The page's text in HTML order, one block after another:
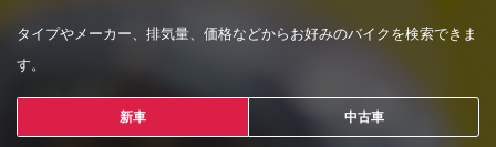
タイプやメーカー、排気量、価格などからお好みのバイクを検索できま
す。
新車 中古車